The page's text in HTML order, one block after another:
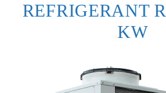
REFRIGERANT
KW